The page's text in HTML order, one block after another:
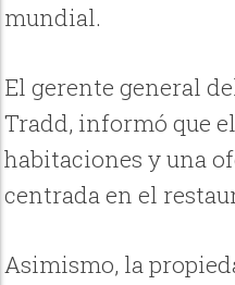
mundial.
El gerente general
Tradd, informó que
habitaciones y una
centrada en el
Asimismo, la